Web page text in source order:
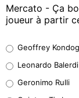
Mercato - Ça
joueur à partir
38%
32%
Geoffrey
Leonardo Balerdi
Geronimo Rulli